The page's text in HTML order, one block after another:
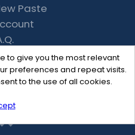
to give you the most relevant
preferences and repeat visits.
to the use of all cookies.
Paste